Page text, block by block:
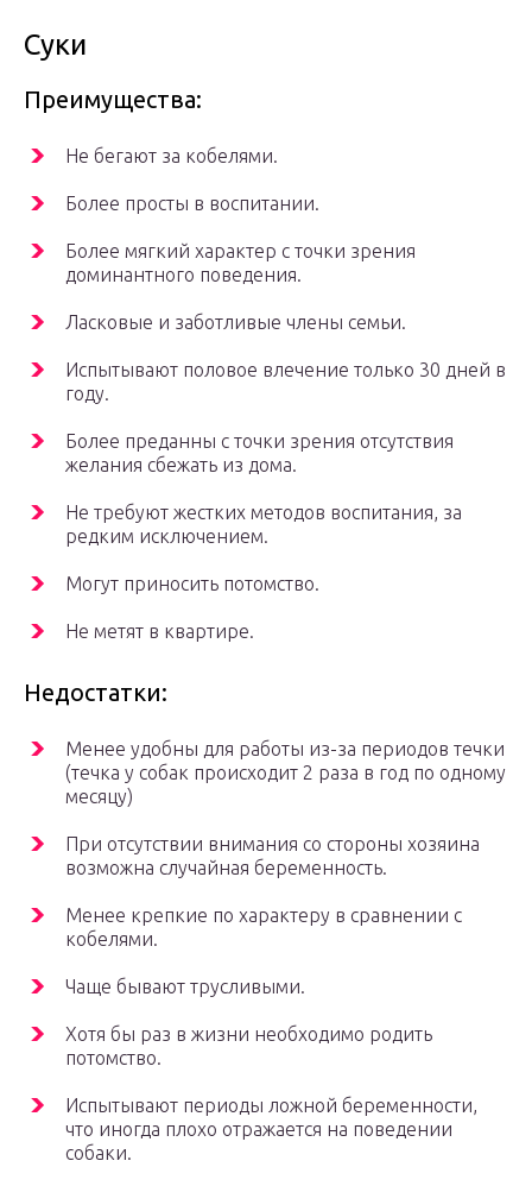
Суки
Преимущества:
Не бегают за кобелями.
Более просты в воспитании.
Более мягкий характер с точки зрения
доминантного поведения.
Ласковые и заботливые члены семьи.
Испытывают половое влечение только 30 дней в
году.
Более преданны с точки зрения отсутствия
желания сбежать из дома.
Не требуют жестких методов воспитания, за
редким исключением.
Могут приносить потомство.
Не метят в квартире.
Недостатки:
Менее удобны для работы из-за периодов течки
(течка у собак происходит 2 раза в год по одному
месяцу)
При отсутствии внимания со стороны хозяина
возможна случайная беременность.
Менее крепкие по характеру в сравнении с
кобелями.
Чаще бывают трусливыми.
Хотя бы раз в жизни необходимо родить
потомство.
Испытывают периоды ложной беременности,
что иногда плохо отражается на поведении
собаки.